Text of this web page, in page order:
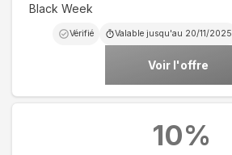
Black Week
Vérifié Valable jusqu'au 20/11/2025
Voir l'offre
10%